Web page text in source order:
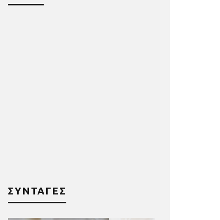
ΣΥΝΤΑΓΕΣ